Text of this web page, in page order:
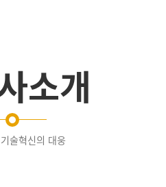
소개
술혁신의 대웅